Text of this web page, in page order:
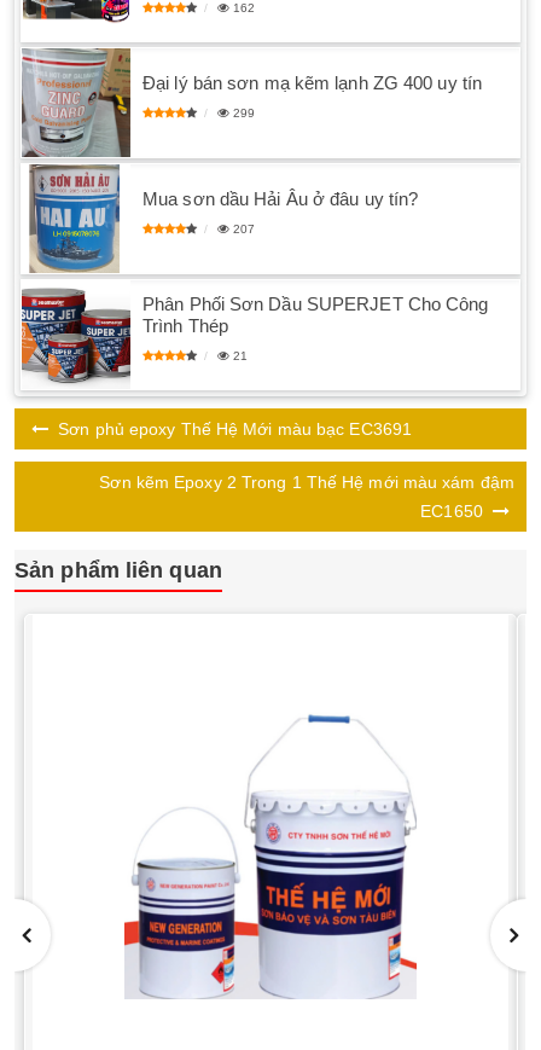
162
Đại lý bán sơn mạ kẽm lạnh ZG 400 uy tín
299
Mua sơn dầu Hải Âu ở đâu uy tín?
207
Phân Phối Sơn Dầu SUPERJET Cho Công
Trình Thép
21
Sơn phủ epoxy Thế Hệ Mới màu bạc EC3691
Sơn kẽm Epoxy 2 Trong 1 Thế Hệ mới màu xám đậm
EC1650
Sản phẩm liên quan